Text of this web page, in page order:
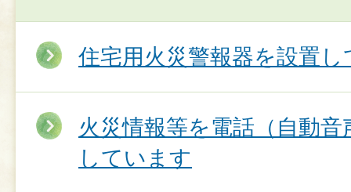
住宅用火災警報器を設置
火災情報等を電話（自動
しています